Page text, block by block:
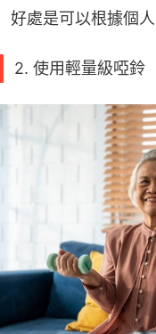
好處是可以根據個
2. 使用輕量級啞鈴